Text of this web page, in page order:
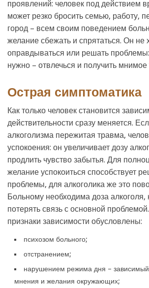
проявлений: человек под действием
может резко бросить семью, работу,
город – всем своим поведением
желание сбежать и спрятаться. Он не
оправдываться или решать
нужно – отвлечься и получить мнимое
Острая симптоматика
Как только человек становится
действительности сразу меняется.
алкоголизма пережитая травма,
успокоения: он увеличивает дозу
продлить чувство забытья. Для
желание успокоиться способствует
проблемы, для алкоголика же это
Больному необходима доза алкоголя,
потерять связь с основной
признаки зависимости обусловлены:
психозом больного;
отстранением;
нарушением режима дня –
мнения и желания окружающих;